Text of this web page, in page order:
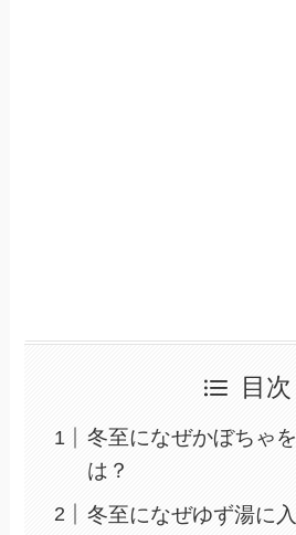
目次
冬至になぜかぼちゃ
は？
冬至になぜゆず湯に